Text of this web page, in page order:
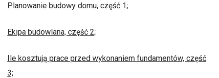
Planowanie budowy domu, część 1;
Ekipa budowlana, część 2;
Ile kosztują prace przed wykonaniem fundamentów, część
3;